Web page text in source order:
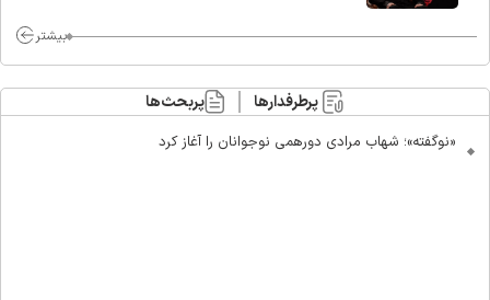
بیشتر
پرطرفدارها پربحث‌ها
«نوگفته»؛ شهاب مرادی دورهمی نوجوانان را آغاز کرد